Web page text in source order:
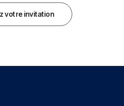
votre invitation